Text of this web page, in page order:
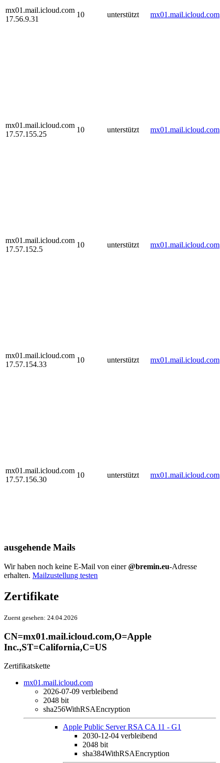
mx01.mail.icloud.com
17.56.9.31
10 unterstützt mx01.mail.icloud.com
mx01.mail.icloud.com
17.57.155.25
10 unterstützt mx01.mail.icloud.com
mx01.mail.icloud.com
17.57.152.5
10 unterstützt mx01.mail.icloud.com
mx01.mail.icloud.com
17.57.154.33
10 unterstützt mx01.mail.icloud.com
mx01.mail.icloud.com
17.57.156.30
10 unterstützt mx01.mail.icloud.com
ausgehende Mails
Wir haben noch keine E-Mail von einer@bremin.eu-Adresse
erhalten. Mailzustellung testen
Zertifikate
Zuerst gesehen: 24.04.2026
CN=mx01.mail.icloud.com,O=Apple
Inc.,ST=California,C=US
Zertifikatskette
mx01.mail.icloud.com
2026-07-09 verbleibend
2048 bit
sha256WithRSAEncryption
Apple Public Server RSA CA 11 - G1
2030-12-04 verbleibend
2048 bit
sha384WithRSAEncryption